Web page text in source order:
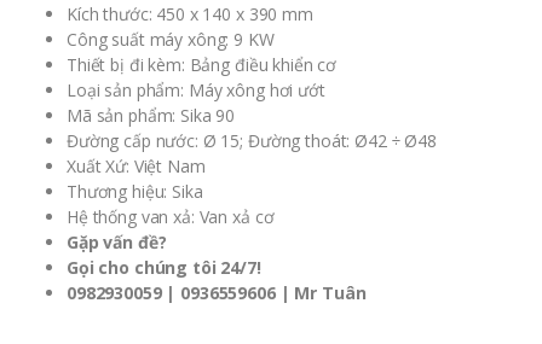
Kích thước: 450 x 140 x 390 mm
Công suất máy xông: 9 KW
Thiết bị đi kèm: Bảng điều khiển cơ
Loại sản phẩm: Máy xông hơi ướt
Mã sản phẩm: Sika 90
Đường cấp nước: Ø 15; Đường thoát: Ø42 ÷ Ø48
Xuất Xứ: Việt Nam
Thương hiệu: Sika
Hệ thống van xả: Van xả cơ
Gặp vấn đề?
Gọi cho chúng tôi 24/7!
0982930059 | 0936559606 | Mr Tuân